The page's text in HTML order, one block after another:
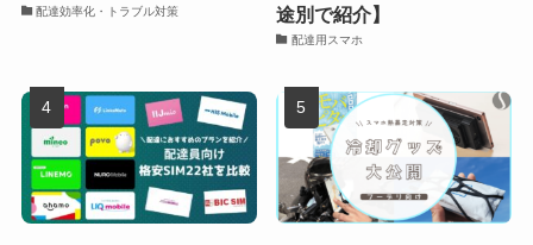
配達効率化・トラブル対策
途別で紹介】
配達用スマホ